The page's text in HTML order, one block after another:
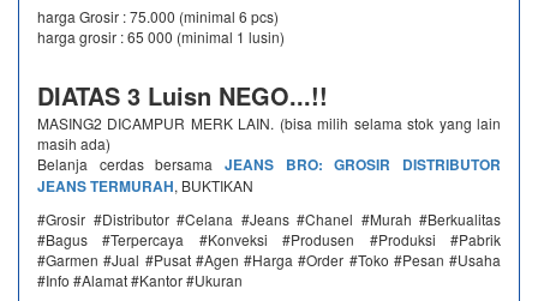
harga Grosir : 75.000 (minimal 6 pcs)
harga grosir : 65 000 (minimal 1 lusin)
DIATAS 3 Luisn NEGO...!!
MASING2 DICAMPUR MERK LAIN. (bisa milih selama stok yang lain
masih ada)
Belanja cerdas bersama JEANS BRO: GROSIR DISTRIBUTOR
JEANS TERMURAH, BUKTIKAN
#Grosir #Distributor #Celana #Jeans #Chanel #Murah #Berkualitas
#Bagus #Terpercaya #Konveksi #Produsen #Produksi #Pabrik
#Garmen #Jual #Pusat #Agen #Harga #Order #Toko #Pesan #Usaha
#Info #Alamat #Kantor #Ukuran